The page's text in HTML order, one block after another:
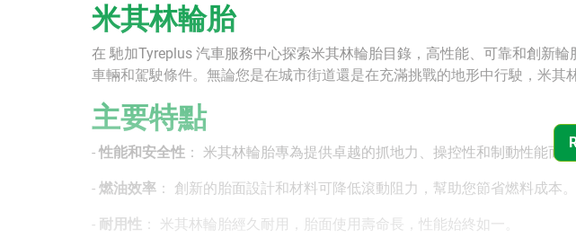
米其林輪胎
在 馳加Tyreplus 汽車服務中心探索米其林輪胎目錄，高性能、可靠和創新
車輛和駕駛條件。無論您是在城市街道還是在充滿挑戰的地形中行駛，米其
主要特點
-性能和安全性 ： 米其林輪胎專為提供卓越的抓地力、操控性和制動性能而
- 燃油效率 ： 創新的胎面設計和材料可降低滾動阻力，幫助您節省燃料成本。
- 耐用性 ： 米其林輪胎經久耐用，胎面使用壽命長，性能始終如一。